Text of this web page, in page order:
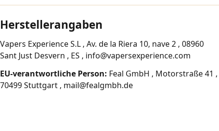
Herstellerangaben
Vapers Experience S.L , Av. de la Riera 10, nave 2 , 08960
Sant Just Desvern , ES , info@vapersexperience.com
EU-verantwortliche Person: Feal GmbH , Motorstraße 41 ,
70499 Stuttgart , mail@fealgmbh.de